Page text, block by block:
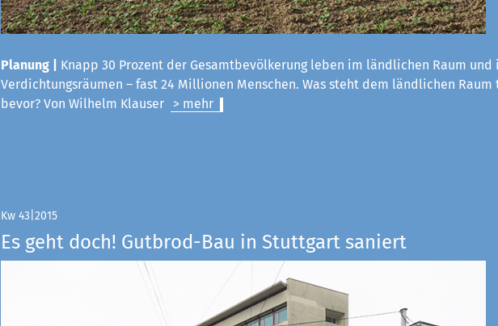
Planung |
Knapp 30 Prozent der Gesamtbevölkerung leben im ländlichen Raum
Verdichtungsräumen – fast 24 Millionen Menschen. Was steht dem ländlichen Raum
bevor? Von Wilhelm Klauser
> mehr
Kw 43|2015
Es geht doch! Gutbrod-Bau in Stuttgart saniert